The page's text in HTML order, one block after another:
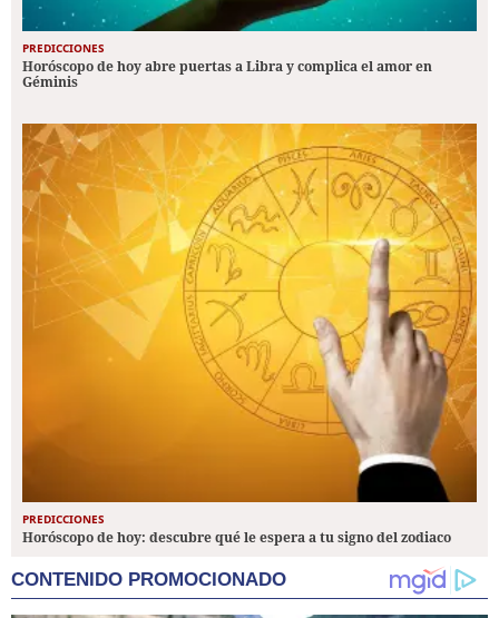
PREDICCIONES
Horóscopo de hoy abre puertas a Libra y complica el amor en
Géminis
PREDICCIONES
Horóscopo de hoy: descubre qué le espera a tu signo del zodiaco
CONTENIDO PROMOCIONADO